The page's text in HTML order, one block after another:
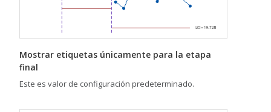
Mostrar etiquetas únicamente para la etapa
final
Este es valor de configuración predeterminado.